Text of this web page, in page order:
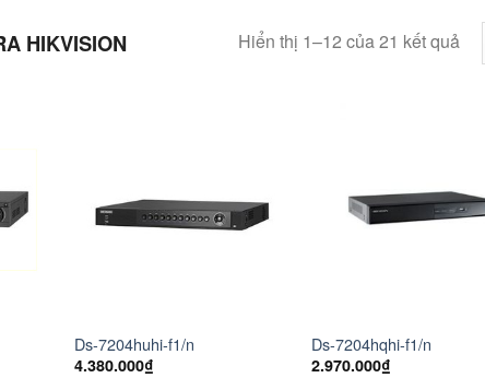
HIKVISION Hiển thị 1–12 của 21 kết quả
Ds-7204huhi-f1/n
4.380.000₫
Ds-7204hqhi-f1/n
2.970.000₫